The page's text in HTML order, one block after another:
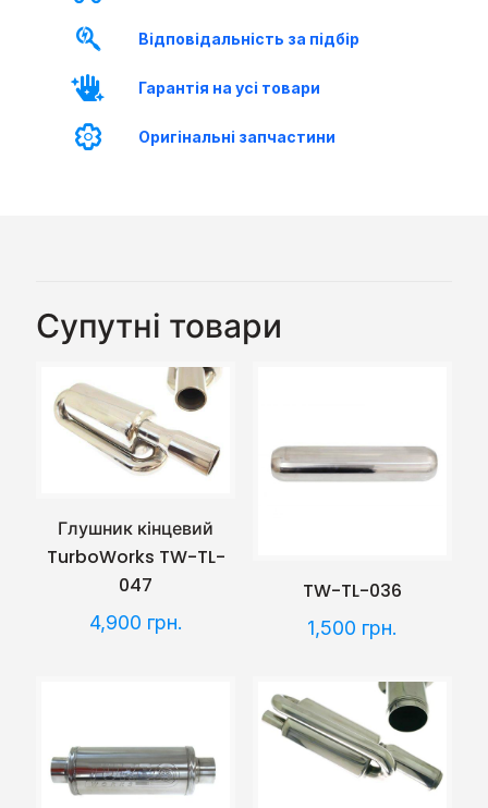
Відповідальність за підбір
Гарантія на усі товари
Оригінальні запчастини
Супутні товари
Глушник кінцевий
TurboWorks TW-TL-
047
4,900 грн.
TW-TL-036
1,500 грн.